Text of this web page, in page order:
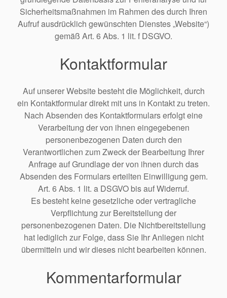
Sicherheitsmaßnahmen im Rahmen des durch Ihren
Aufruf ausdrücklich gewünschten Dienstes „Website“)
gemäß Art. 6 Abs. 1 lit. f DSGVO.
Kontaktformular
Auf unserer Website besteht die Möglichkeit, durch
ein Kontaktformular direkt mit uns in Kontakt zu treten.
Nach Absenden des Kontaktformulars erfolgt eine
Verarbeitung der von ihnen eingegebenen
personenbezogenen Daten durch den
Verantwortlichen zum Zweck der Bearbeitung Ihrer
Anfrage auf Grundlage der von ihnen durch das
Absenden des Formulars erteilten Einwilligung gem.
Art. 6 Abs. 1 lit. a DSGVO bis auf Widerruf.
Es besteht keine gesetzliche oder vertragliche
Verpflichtung zur Bereitstellung der
personenbezogenen Daten. Die Nichtbereitstellung
hat lediglich zur Folge, dass Sie Ihr Anliegen nicht
übermitteln und wir dieses nicht bearbeiten können.
Kommentarformular